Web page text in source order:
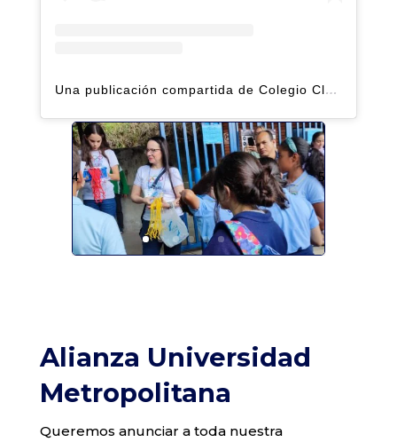
Una publicación compartida de Colegio Claret | Alto Hatillo (@clarethatillo)
Alianza Universidad
Metropolitana
Queremos anunciar a toda nuestra